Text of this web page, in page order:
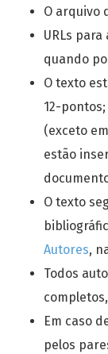
O arquivo
URLs
quando
O texto
12-
(exceto
estão
O texto
Autores,
Todos
Em caso
pelos